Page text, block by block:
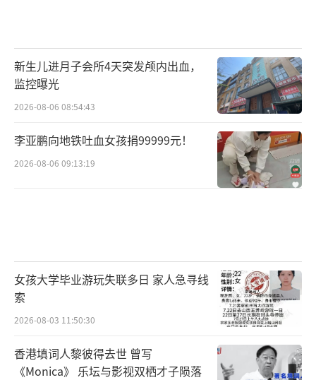
新生儿进月子会所4天突发颅内出血，
监控曝光
2026-08-06 08:54:43
李亚鹏向地铁吐血女孩捐99999元！
2026-08-06 09:13:19
女孩大学毕业游玩失联多日 家人急寻线
索
2026-08-03 11:50:30
香港填词人黎彼得去世 曾写
《Monica》 乐坛与影视双栖才子陨落